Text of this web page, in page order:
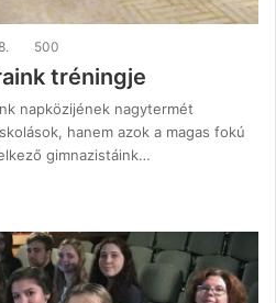
500
tréningje
napközijének nagytermét
hanem azok a magas fokú
gimnazistáink…